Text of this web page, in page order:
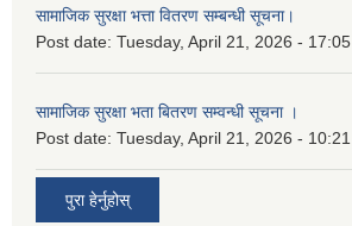
सामाजिक सुरक्षा भत्ता वितरण सम्‍बन्धी सूचना।
Post date: Tuesday, April 21, 2026 - 17:05
सामाजिक सुरक्षा भता बितरण सम्वन्धी सूचना ।
Post date: Tuesday, April 21, 2026 - 10:21
पुरा हेर्नुहोस्